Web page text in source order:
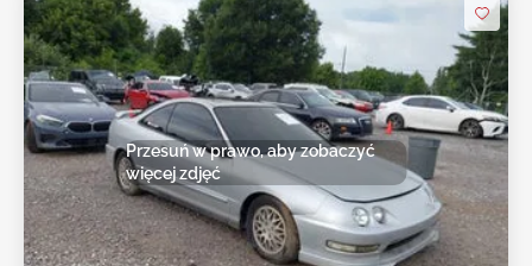
Przesuń w prawo, aby zobaczyć
więcej zdjęć